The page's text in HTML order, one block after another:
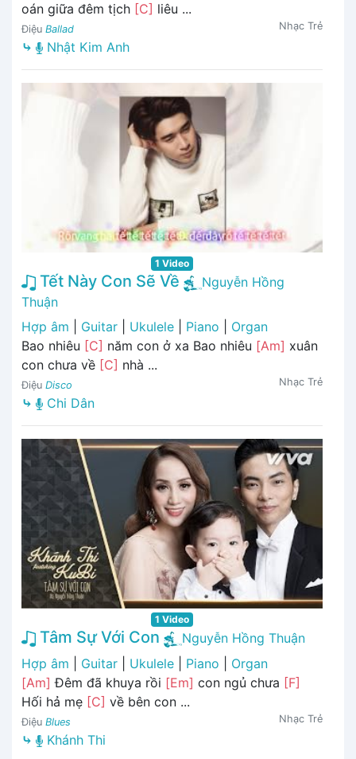
oán giữa đêm tịch [C] liêu ...
Điệu Ballad Nhạc Trẻ
⤷ Nhật Kim Anh
1 Video
Tết Này Con Sẽ Về
Nguyễn Hồng
Thuận
Hợp âm
Guitar Ukulele Piano
Organ
Bao nhiêu [C] năm con ở xa Bao nhiêu [Am] xuân
con chưa về [C] nhà ...
Điệu Disco Nhạc Trẻ
⤷ Chi Dân
1 Video
Tâm Sự Với Con
Nguyễn Hồng Thuận
Hợp âm
Guitar Ukulele Piano
Organ
[Am] Đêm đã khuya rồi [Em] con ngủ chưa [F]
Hối hả mẹ [C] về bên con ...
Điệu Blues Nhạc Trẻ
⤷ Khánh Thi